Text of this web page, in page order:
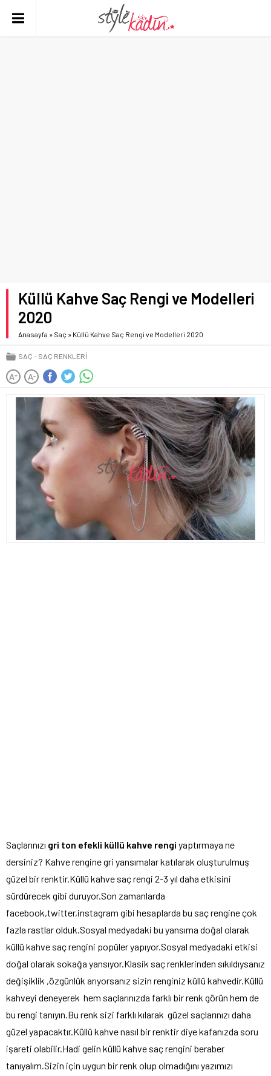
Küllü Kahve Saç Rengi ve Modelleri
2020
Anasayfa » Saç » Küllü Kahve Saç Rengi ve Modelleri 2020
SAÇ SAÇ RENKLERI
A+ A-
Saçlarınızı gri ton efekli küllü kahve rengi yaptırmaya ne
dersiniz? Kahve rengine gri yansımalar katılarak oluşturulmuş
güzel bir renktir.Küllü kahve saç rengi 2-3 yıl daha etkisini
sürdürecek gibi duruyor.Son zamanlarda
facebook,twitter,instagram gibi hesaplarda bu saç rengine çok
fazla rastlar olduk.Sosyal medyadaki bu yansıma doğal olarak
küllü kahve saç rengini popüler yapıyor.Sosyal medyadaki etkisi
doğal olarak sokağa yansıyor.Klasik saç renklerinden sıkıldıysanız
değişiklik ,özgünlük arıyorsanız sizin renginiz küllü kahvedir.Küllü
kahveyi deneyerek hem saçlarınızda farklı bir renk görün hem de
bu rengi tanıyın.Bu renk sizi farklı kılarak güzel saçlarınızı daha
güzel yapacaktır.Küllü kahve nasıl bir renktir diye kafanızda soru
işareti olabilir.Hadi gelin küllü kahve saç rengini beraber
tanıyalım.Sizin için uygun bir renk olup olmadığını yazımızı